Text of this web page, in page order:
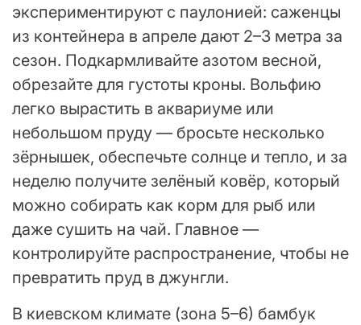
экспериментируют с паулонией: саженцы
из контейнера в апреле дают 2–3 метра за
сезон. Подкармливайте азотом весной,
обрезайте для густоты кроны. Вольфию
легко вырастить в аквариуме или
небольшом пруду — бросьте несколько
зёрнышек, обеспечьте солнце и тепло, и за
неделю получите зелёный ковёр, который
можно собирать как корм для рыб или
даже сушить на чай. Главное —
контролируйте распространение, чтобы не
превратить пруд в джунгли.
В киевском климате (зона 5–6) бамбук